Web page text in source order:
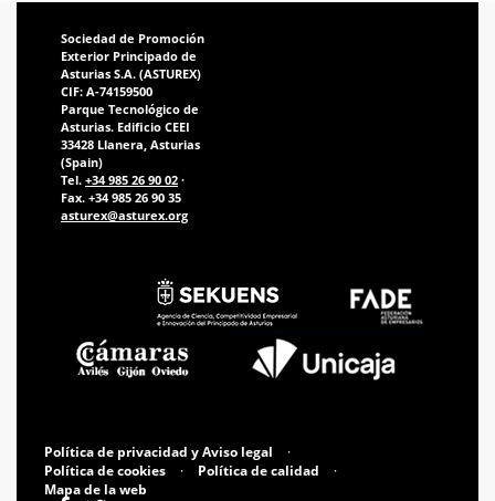
Sociedad de Promoción
Exterior Principado de
Asturias S.A. (ASTUREX)
CIF: A-74159500
Parque Tecnológico de
Asturias. Edificio CEEI
33428 Llanera, Asturias
(Spain)
Tel. +34 985 26 90 02 ·
Fax. +34 985 26 90 35
asturex@asturex.org
Política de privacidad y Aviso legal
·
Política de cookies
· Política de calidad
·
Mapa de la web